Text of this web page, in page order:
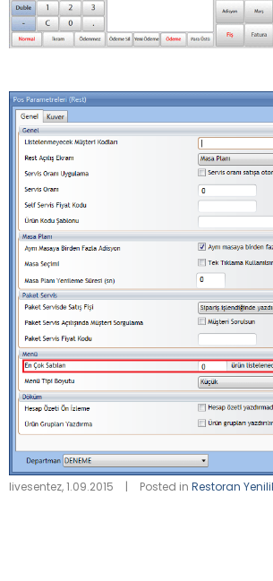
livesentez,1.09.2015 | Posted in Restoran